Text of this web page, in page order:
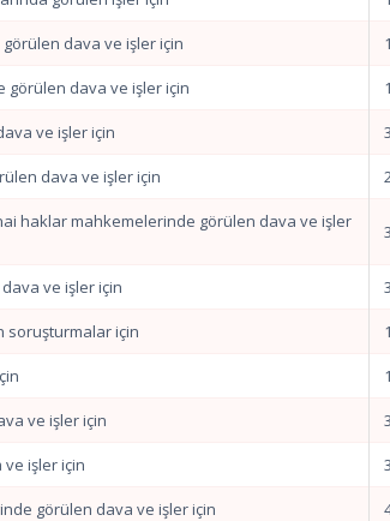
dava ve işler için
görülen dava ve işler için
ve işler için
dava ve işler için
haklar mahkemelerinde görülen dava ve işler
ve işler için
soruşturmalar için
ve işler için
ve işler için
görülen dava ve işler için